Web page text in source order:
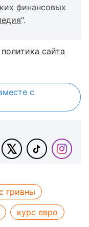
финансовых
".
сайта
с
гривны
курс евро